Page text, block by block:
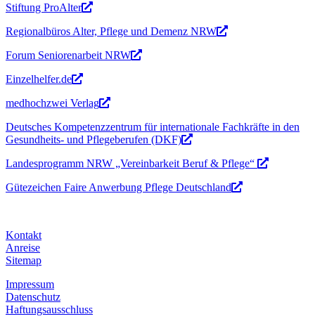
Stiftung ProAlter
Regionalbüros Alter, Pflege und Demenz NRW
Forum Seniorenarbeit NRW
Einzelhelfer.de
medhochzwei Verlag
Deutsches Kompetenzzentrum für internationale Fachkräfte in den
Gesundheits- und Pflegeberufen (DKF)
Landesprogramm NRW „Vereinbarkeit Beruf & Pflege“
Gütezeichen Faire Anwerbung Pflege Deutschland
Kontakt
Anreise
Sitemap
Impressum
Datenschutz
Haftungsausschluss